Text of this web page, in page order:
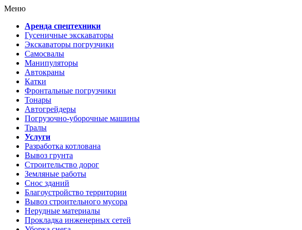
Меню
Аренда спецтехники
Гусеничные экскаваторы
Экскаваторы погрузчики
Самосвалы
Манипуляторы
Автокраны
Катки
Фронтальные погрузчики
Тонары
Автогрейдеры
Погрузочно-уборочные машины
Тралы
Услуги
Разработка котлована
Вывоз грунта
Строительство дорог
Земляные работы
Снос зданий
Благоустройство территории
Вывоз строительного мусора
Нерудные материалы
Прокладка инженерных сетей